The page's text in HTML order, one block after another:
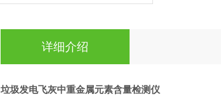
详细介绍
垃圾发电飞灰中重金属元素含量检测仪